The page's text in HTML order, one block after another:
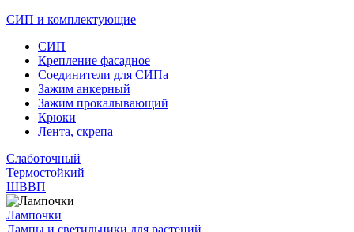
СИП и комплектующие
СИП
Крепление фасадное
Соединители для СИПа
Зажим анкерный
Зажим прокалывающий
Крюки
Лента, скрепа
Слаботочный
Термостойкий
ШВВП
Лампочки
Лампы и светильники для растений